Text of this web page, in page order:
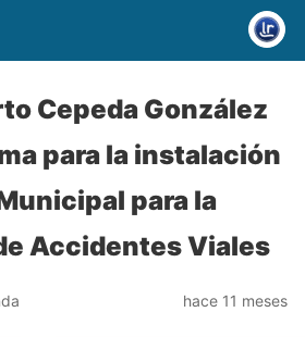
Cepeda González
para la instalación
para la
Accidentes Viales
hace 11 meses